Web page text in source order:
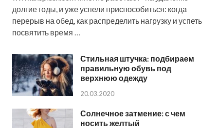
долгие годы, и уже успели приспособиться: когда
перерыв на обед, как распределить нагрузку и успеть
посвятить время …
Стильная штучка: подбираем
правильную обувь под
верхнюю одежду
20.03.2020
Солнечное затмение: с чем
носить желтый